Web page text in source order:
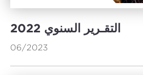
2022 التقـرير السنوي
06/2023